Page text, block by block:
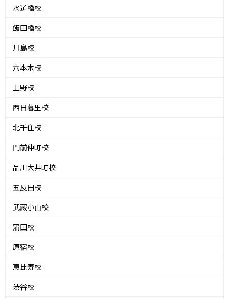
水道橋校
飯田橋校
月島校
六本木校
上野校
西日暮里校
北千住校
門前仲町校
品川大井町校
五反田校
武蔵小山校
蒲田校
原宿校
恵比寿校
渋谷校